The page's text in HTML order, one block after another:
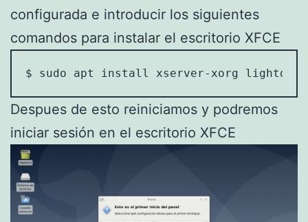
configurada e introducir los siguientes
comandos para instalar el escritorio XFCE
$ sudo apt install xserver-xorg lightdm
Despues de esto reiniciamos y podremos
iniciar sesión en el escritorio XFCE